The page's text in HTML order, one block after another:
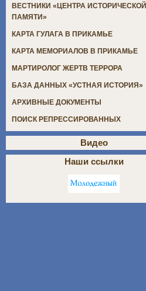
ВЕСТНИКИ «ЦЕНТРА ИСТОРИЧЕСКОЙ
ПАМЯТИ»
КАРТА ГУЛАГА В ПРИКАМЬЕ
КАРТА МЕМОРИАЛОВ В ПРИКАМЬЕ
МАРТИРОЛОГ ЖЕРТВ ТЕРРОРА
БАЗА ДАННЫХ «УСТНАЯ ИСТОРИЯ»
АРХИВНЫЕ ДОКУМЕНТЫ
ПОИСК РЕПРЕССИРОВАННЫХ
Видео
Наши ссылки